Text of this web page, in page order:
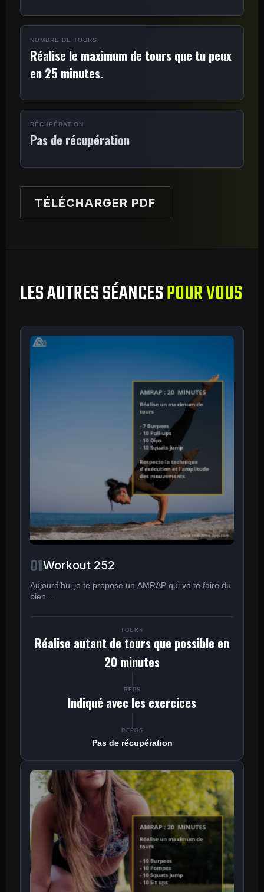
NOMBRE DE TOURS
Réalise le maximum de tours que tu peux
en 25 minutes.
RÉCUPÉRATION
Pas de récupération
TÉLÉCHARGER PDF
LES AUTRES SÉANCESPOUR VOUS
01Workout 252
Aujourd’hui je te propose un AMRAP qui va te faire du
bien...
TOURS
Réalise autant de tours que possible en
20 minutes
REPS
Indiqué avec les exercices
REPOS
Pas de récupération